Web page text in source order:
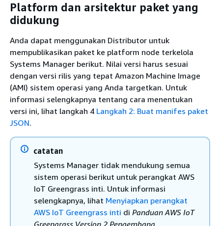
Platform dan arsitektur paket yang
didukung
Anda dapat menggunakan Distributor untuk
mempublikasikan paket ke platform node terkelola
Systems Manager berikut. Nilai versi harus sesuai
dengan versi rilis yang tepat Amazon Machine Image
(AMI) sistem operasi yang Anda targetkan. Untuk
informasi selengkapnya tentang cara menentukan
versi ini, lihat langkah 4 Langkah 2: Buat manifes paket
JSON.
catatan
Systems Manager tidak mendukung semua
sistem operasi berikut untuk perangkat AWS
IoT Greengrass inti. Untuk informasi
selengkapnya, lihat Menyiapkan perangkat
AWS IoT Greengrass inti di Panduan AWS IoT
Greengrass Version 2 Pengembang